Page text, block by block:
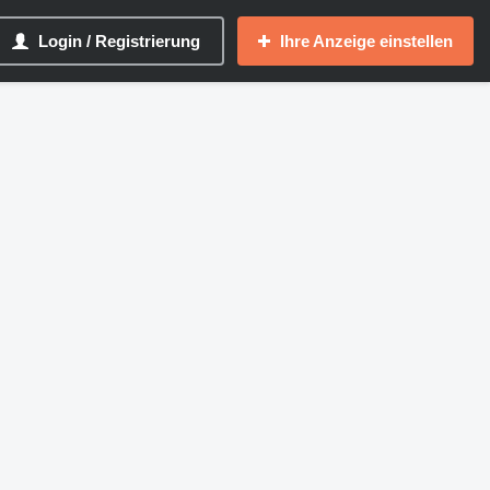
Login / Registrierung Ihre Anzeige einstellen